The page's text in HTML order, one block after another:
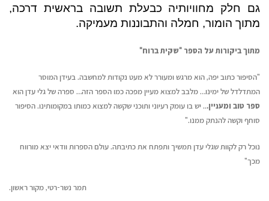
גם חלק מחוויותיה כבעלת תשובה בראשית דרכה,
מתוך הומור, חמלה והתבוננות מעמיקה.
מתוך ביקורות על הספר "שקית ברוח"
"הסיפור כתוב יפה, הוא מרגש ומעורר לא מעט נקודות למחשבה. בעידן המוסר
המתדלדל של ימינו… מלבב למצוא מעיין מפכה כמו הספר הזה… ספרה של גלי עדן הוא
ספר טוב ומעניין... יש בו עומק רעיוני ותוכני שקשה למצוא כמותו במקומותינו. הסיפור
סוחף וקשה להנתק ממנו."
נוכל רק לקוות שגלי עדן תמשיך ותפתח את כתיבתה. עולם הספרות וודאי יצא מורווח
מכך"
תמר נשר-רטי, מקור ראשון.